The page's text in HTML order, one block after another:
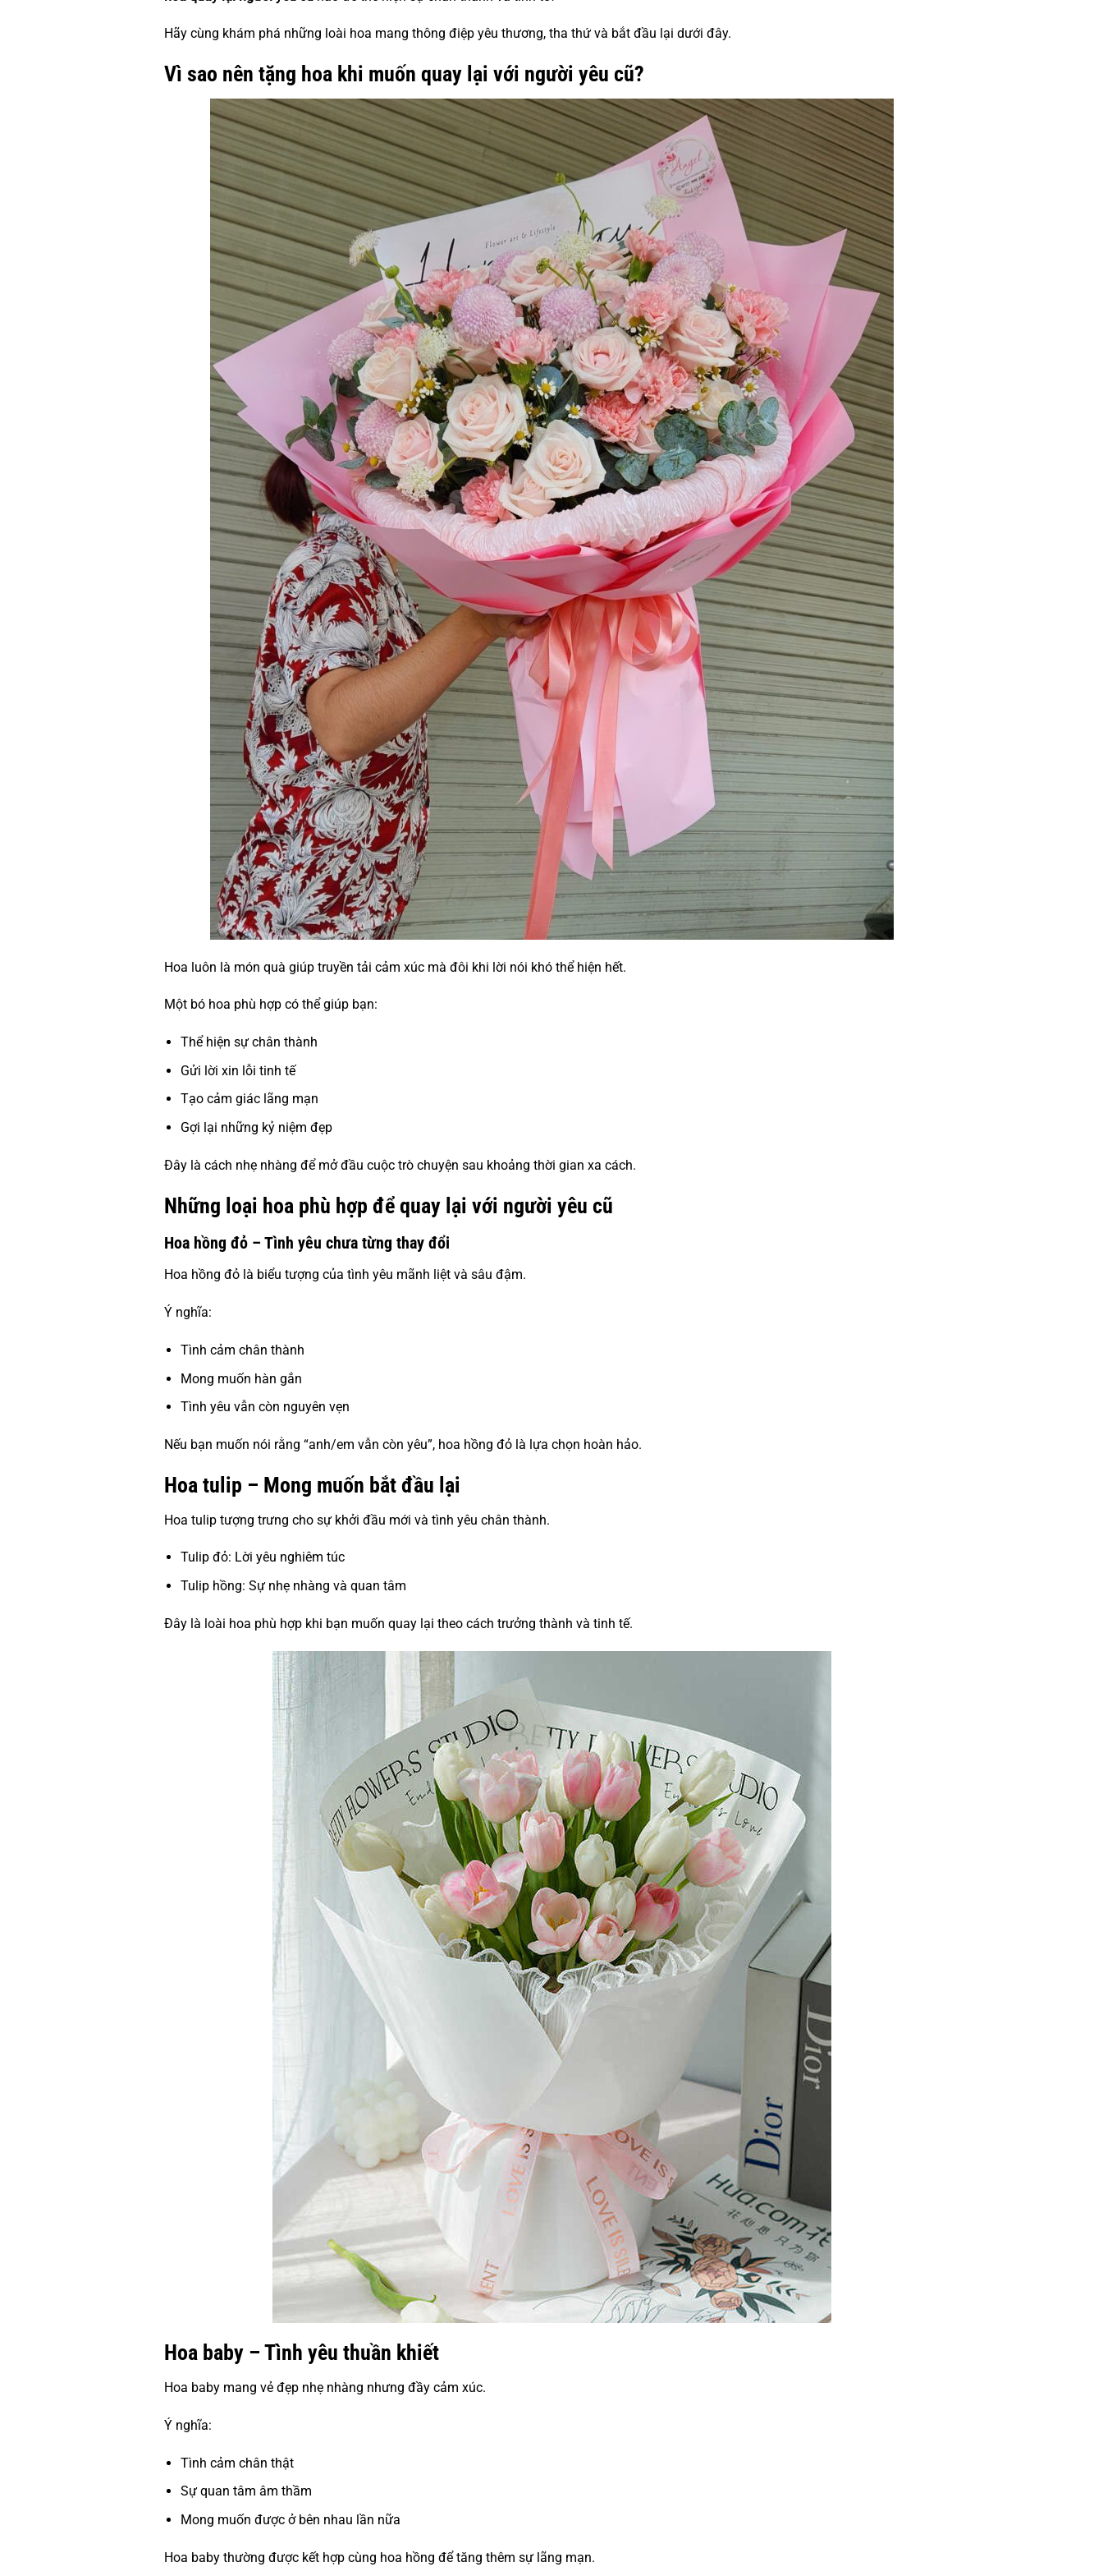
Hãy cùng khám phá những loài hoa mang thông điệp yêu thương, tha thứ và bắt đầu lại dưới đây.
Vì sao nên tặng hoa khi muốn quay lại với người yêu cũ?
Hoa luôn là món quà giúp truyền tải cảm xúc mà đôi khi lời nói khó thể hiện hết.
Một bó hoa phù hợp có thể giúp bạn:
Thể hiện sự chân thành
Gửi lời xin lỗi tinh tế
Tạo cảm giác lãng mạn
Gợi lại những kỷ niệm đẹp
Đây là cách nhẹ nhàng để mở đầu cuộc trò chuyện sau khoảng thời gian xa cách.
Những loại hoa phù hợp để quay lại với người yêu cũ
Hoa hồng đỏ – Tình yêu chưa từng thay đổi
Hoa hồng đỏ là biểu tượng của tình yêu mãnh liệt và sâu đậm.
Ý nghĩa:
Tình cảm chân thành
Mong muốn hàn gắn
Tình yêu vẫn còn nguyên vẹn
Nếu bạn muốn nói rằng “anh/em vẫn còn yêu”, hoa hồng đỏ là lựa chọn hoàn hảo.
Hoa tulip – Mong muốn bắt đầu lại
Hoa tulip tượng trưng cho sự khởi đầu mới và tình yêu chân thành.
Tulip đỏ: Lời yêu nghiêm túc
Tulip hồng: Sự nhẹ nhàng và quan tâm
Đây là loài hoa phù hợp khi bạn muốn quay lại theo cách trưởng thành và tinh tế.
Hoa baby – Tình yêu thuần khiết
Hoa baby mang vẻ đẹp nhẹ nhàng nhưng đầy cảm xúc.
Ý nghĩa:
Tình cảm chân thật
Sự quan tâm âm thầm
Mong muốn được ở bên nhau lần nữa
Hoa baby thường được kết hợp cùng hoa hồng để tăng thêm sự lãng mạn.